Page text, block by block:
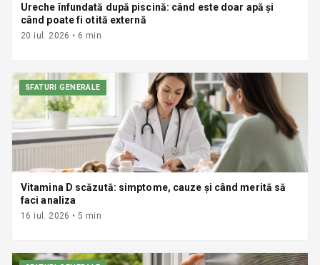
Ureche înfundată după piscină: când este doar apă și
când poate fi otită externă
20 iul. 2026 • 6 min
SFATURI GENERALE
Vitamina D scăzută: simptome, cauze și când merită să
faci analiza
16 iul. 2026 •5 min